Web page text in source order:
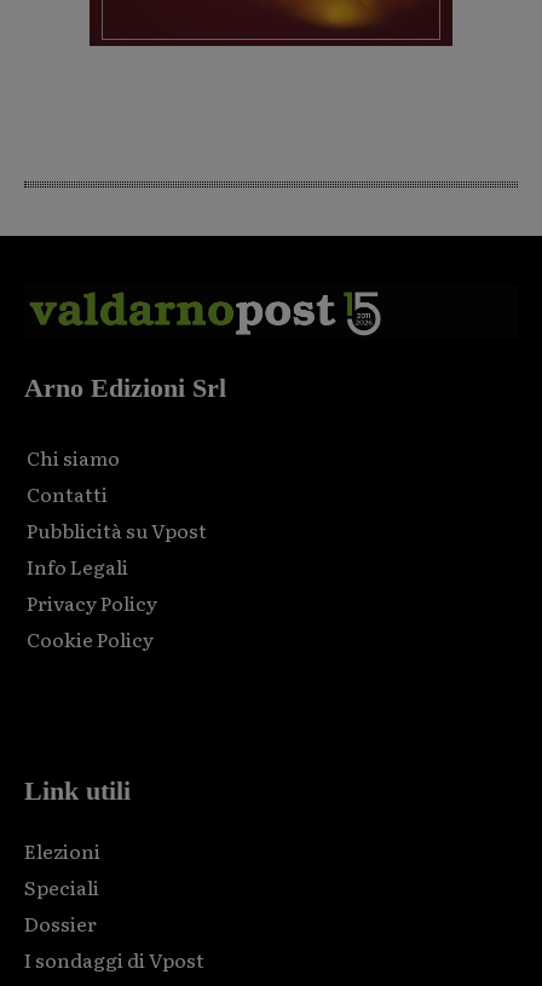
Arno Edizioni Srl
Chi siamo
Contatti
Pubblicità su Vpost
Info Legali
Privacy Policy
Cookie Policy
Link utili
Elezioni
Speciali
Dossier
I sondaggi di Vpost